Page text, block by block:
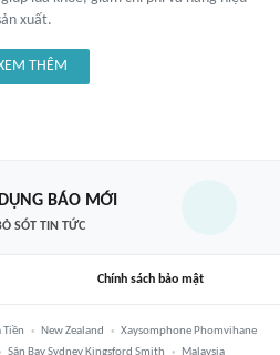
xuất.
THÊM
BÁO MỚI
SÓT TIN TỨC
Chính sách bảo mật
Tiền New Zealand
Xaysomphone Phomvihane
Sân Bay Sydney Kingsford Smith Malaysia